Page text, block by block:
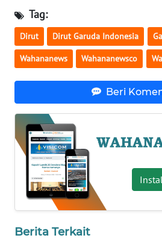
Tag:
Dirut Dirut Garuda Indonesia
Wahananews Wahananewsco
Beri
Berita Terkait
WN
BABEL
WN
WN
SUMSEL
WN
BENGKULU
WN
LAMPUNG